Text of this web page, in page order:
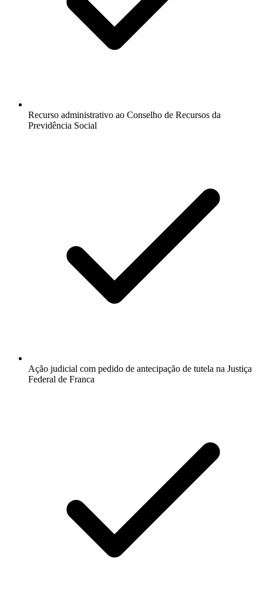
Recurso administrativo ao Conselho de Recursos da
Previdência Social
Ação judicial com pedido de antecipação de tutela na Justiça
Federal de Franca